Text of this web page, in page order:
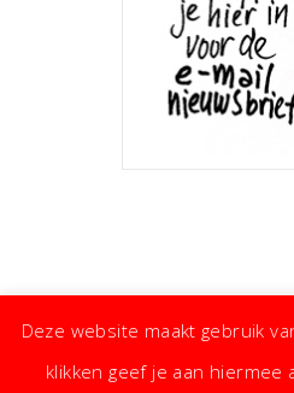
Deze website maakt gebruik
klikken geef je aan hiermee